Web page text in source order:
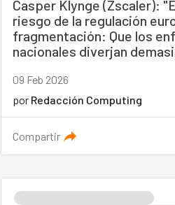
Casper Klynge (Zscaler):
riesgo de la regulación
fragmentación: Que los
nacionales diverjan
09 Feb 2026
por Redacción Computing
Compartir